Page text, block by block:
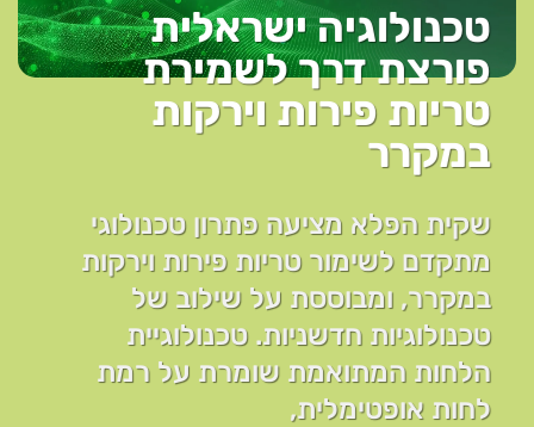
טכנולוגיה ישראלית
פורצת דרך לשמירת
טריות פירות וירקות
במקרר
שקית הפלא מציעה פתרון טכנולוגי
מתקדם לשימור טריות פירות וירקות
במקרר, ומבוססת על שילוב של
טכנולוגיות חדשניות. טכנולוגיית
הלחות המתואמת שומרת על רמת
לחות אופטימלית,